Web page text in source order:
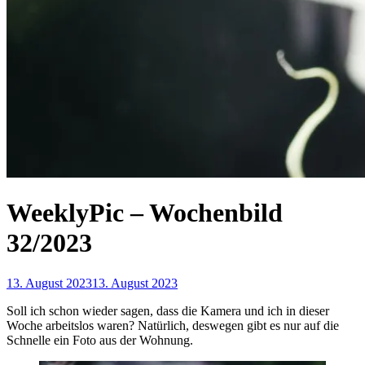
WeeklyPic – Wochenbild
32/2023
13. August 202313. August 2023
Soll ich schon wieder sagen, dass die Kamera und ich in dieser
Woche arbeitslos waren? Natürlich, deswegen gibt es nur auf die
Schnelle ein Foto aus der Wohnung.